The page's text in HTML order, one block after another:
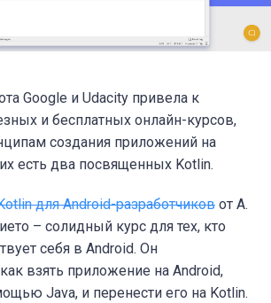
Google и Udacity привела к
и бесплатных онлайн-курсов,
создания приложений на
есть два посвященных Kotlin.
для Android-разработчиков от А.
– солидный курс для тех, кто
себя в Android. Он
взять приложение на Android,
Java, и перенести его на Kotlin.